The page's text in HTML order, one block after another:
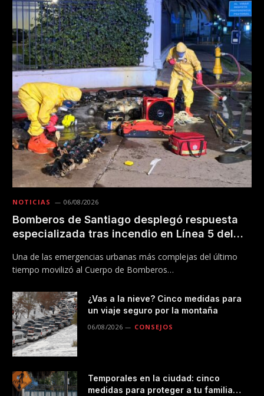
NOTICIAS 06/08/2026
Bomberos de Santiago desplegó respuesta
especializada tras incendio en Línea 5 del
Una de las emergencias urbanas más complejas del último
tiempo movilizó al Cuerpo de Bomberos…
¿Vas a la nieve? Cinco medidas para
un viaje seguro por la montaña
06/08/2026 CONSEJOS
Temporales en la ciudad: cinco
medidas para proteger a tu familia